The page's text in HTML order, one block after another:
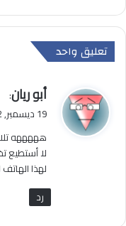
تعليق واحد
ي
ق
ل
أبو ريان:
19 ديسمبر, 2012 الساعة 8:45 ص
هههههه
لا أستطيع
لهذا
رد